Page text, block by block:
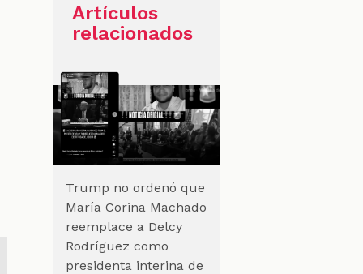
Artículos
relacionados
Trump no ordenó que
María Corina Machado
reemplace a Delcy
Rodríguez como
presidenta interina de